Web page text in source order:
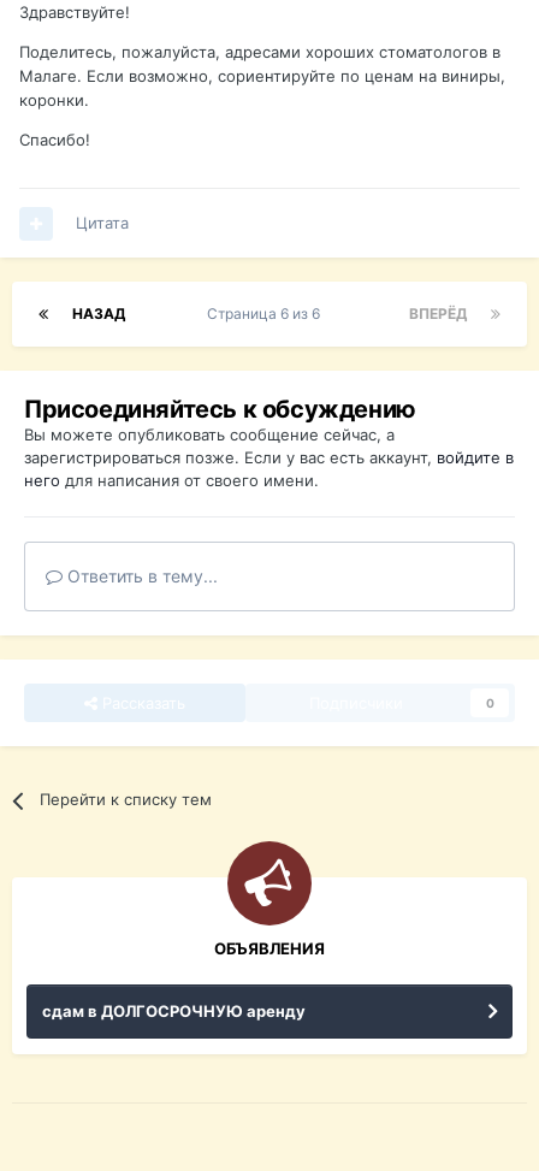
Здравствуйте!
Поделитесь, пожалуйста, адресами хороших стоматологов в
Малаге. Если возможно, сориентируйте по ценам на виниры,
коронки.
Спасибо!
Цитата
НАЗАД ВПЕРЁД
Страница 6 из 6
Присоединяйтесь к обсуждению
Вы можете опубликовать сообщение сейчас, а
зарегистрироваться позже. Если у вас есть аккаунт, войдите в
него для написания от своего имени.
Ответить в тему...
0
Перейти к списку тем
ОБЪЯВЛЕНИЯ
сдам в ДОЛГОСРОЧНУЮ аренду